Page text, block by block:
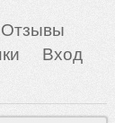
Отзывы
Вход